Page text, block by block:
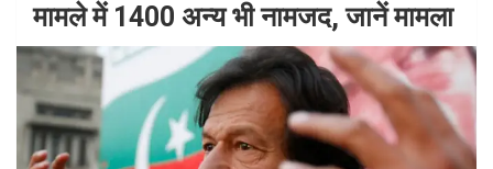
मामले में 1400 अन्य भी नामजद, जानें मामला